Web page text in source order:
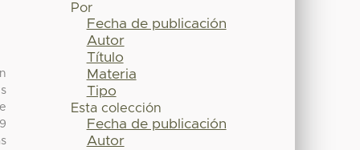
Por
Fecha de publicación
Autor
Título
Materia
Tipo
Esta colección
Fecha de publicación
Autor